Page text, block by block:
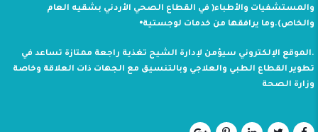
والمستشفيات والأطباء( في القطاع الصحي الأردني بشقيه العام
والخاص).وما يرافقها من خدمات لوجستية⦁
.الموقع الإلكتروني سيؤمن لإدارة الشيح تغذية راجعة ممتازة تساعد في
تطوير القطاع الطبي والعلاجي وبالتنسيق مع الجهات ذات العلاقة وخاصة
وزارة الصحة